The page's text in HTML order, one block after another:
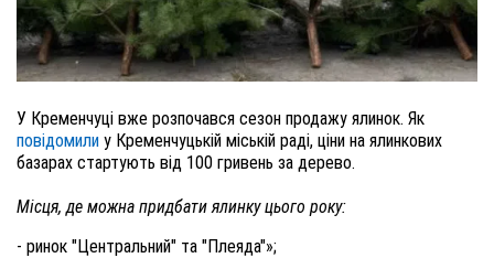
У Кременчуці вже розпочався сезон продажу ялинок. Як
повідомили у Кременчуцькій міській раді, ціни на ялинкових
базарах стартують від 100 гривень за дерево.
Місця, де можна придбати ялинку цього року:
- ринок "Центральний" та "Плеяда"»;